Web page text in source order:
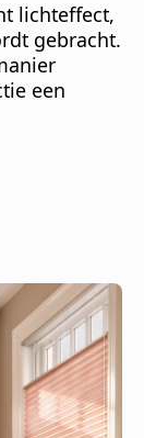
lichteffect,
gebracht.
een